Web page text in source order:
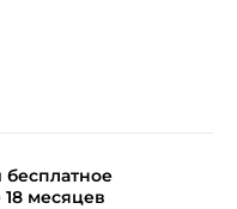
месяцев